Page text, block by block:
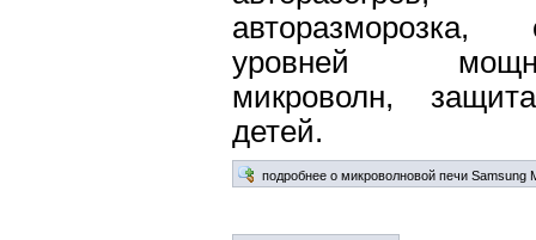
авторазморозка,
уровней
микроволн,
детей.
подробнее о микроволновой печи Samsung